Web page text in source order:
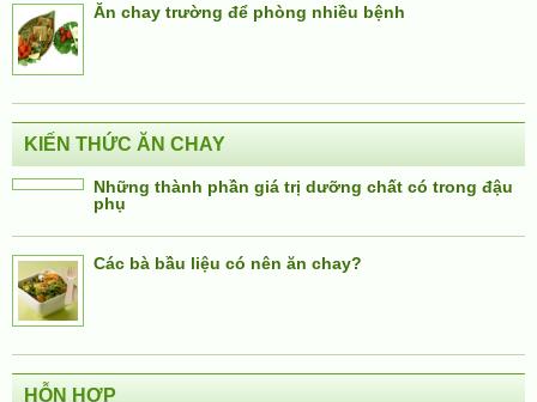
Ăn chay trường để phòng nhiều bệnh
KIẾN THỨC ĂN CHAY
Những thành phần giá trị dưỡng chất có trong đậu
phụ
Các bà bầu liệu có nên ăn chay?
HỖN HỢP